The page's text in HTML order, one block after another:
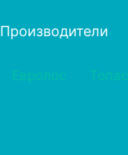
Производители
Евролос Топас